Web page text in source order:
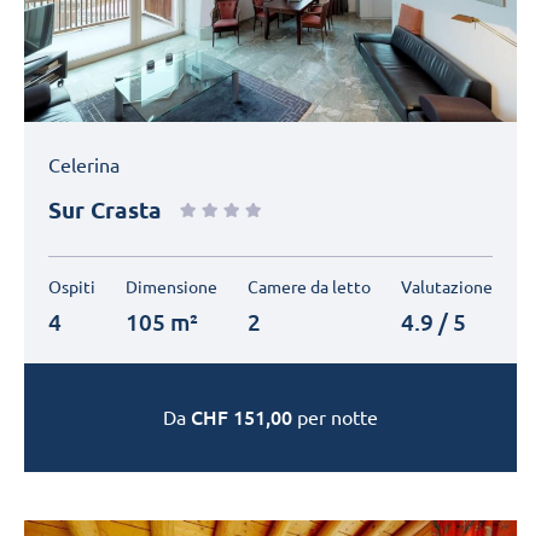
Next
Celerina
Sur Crasta
Ospiti
4
Dimensione
105 m²
Camere da letto
2
Valutazione
4.9 / 5
Da CHF 151,00 per notte